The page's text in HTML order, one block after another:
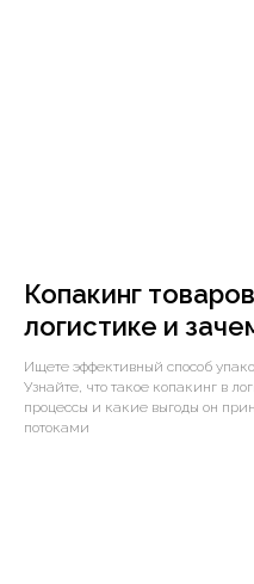
Копакинг
логистике и
Ищете эффективный способ
Узнайте, что такое копакинг в
процессы и какие выгоды он
потоками